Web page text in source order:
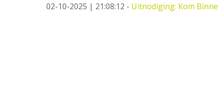
02-10-2025 | 21:08:12 - Uitnodiging: Kom